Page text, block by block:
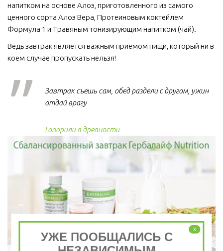
напитком на основе Алоэ, приготовленного из самого
ценного сорта Алоэ Вера, Протеиновым коктейлем
Формула 1 и Травяным тонизирующим напитком (чай).
Ведь завтрак является важным приемом пищи, который ни в
коем случае пропускать нельзя!
Завтрак съешь сам, обед раздели с другом, ужин
отдай врагу
Говорили в древности
x
УЖЕ ПООБЩАЛИСЬ С